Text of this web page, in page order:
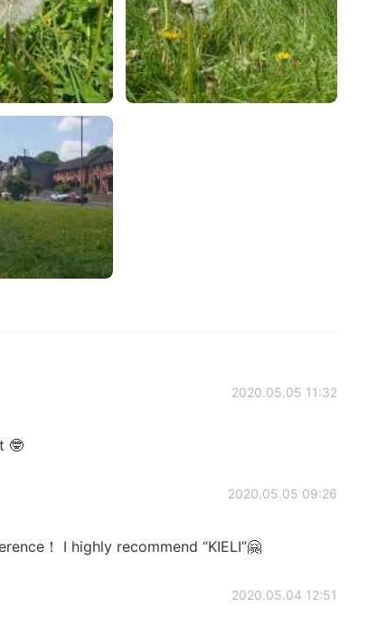
2020.05.05 11:32
🤓
2020.05.05 09:26
！ I highly recommend “KIELI”🤗
2020.05.04 12:51